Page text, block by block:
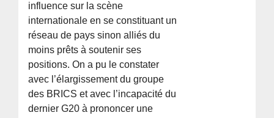
influence sur la scène
internationale en se constituant un
réseau de pays sinon alliés du
moins prêts à soutenir ses
positions. On a pu le constater
avec l’élargissement du groupe
des BRICS et avec l’incapacité du
dernier G20 à prononcer une